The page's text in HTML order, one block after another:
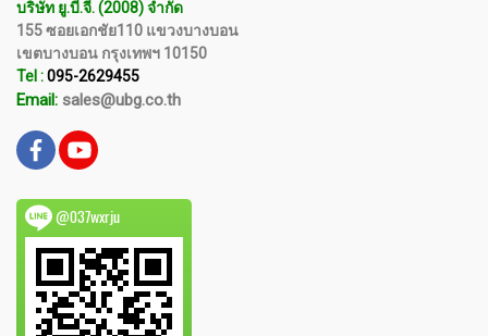
บริษัท ยู.บี.จี. (2008) จำกัด
155 ซอยเอกชัย110 แขวงบางบอน
เขตบางบอน กรุงเทพฯ 10150
Tel :095-2629455
Email: sales@ubg.co.th
@037wxrju